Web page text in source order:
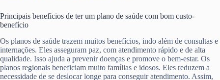
Principais benefícios de ter um plano de saúde com bom custo-
benefício
Os planos de saúde trazem muitos benefícios, indo além de consultas e
internações. Eles asseguram paz, com atendimento rápido e de alta
qualidade. Isso ajuda a prevenir doenças e promove o bem-estar. Os
planos regionais beneficiam muito famílias e idosos. Eles reduzem a
necessidade de se deslocar longe para conseguir atendimento. Assim,